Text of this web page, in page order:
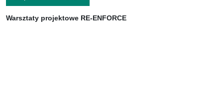
Warsztaty projektowe RE-ENFORCE